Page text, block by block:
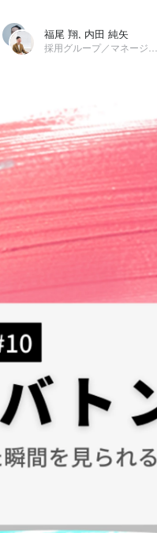
福尾 翔, 内田 純矢